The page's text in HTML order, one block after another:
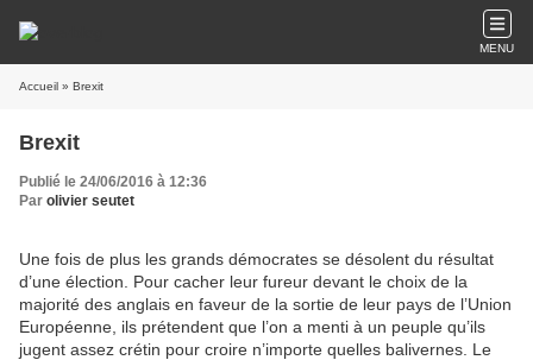
MENU
Accueil » Brexit
Brexit
Publié le 24/06/2016 à 12:36
Par olivier seutet
Une fois de plus les grands démocrates se désolent du résultat
d’une élection. Pour cacher leur fureur devant le choix de la
majorité des anglais en faveur de la sortie de leur pays de l’Union
Européenne, ils prétendent que l’on a menti à un peuple qu’ils
jugent assez crétin pour croire n’importe quelles balivernes. Le